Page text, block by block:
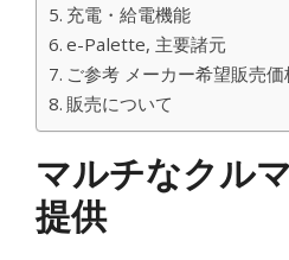
充電・給電機能
e-Palette, 主要諸元
ご参考 メーカー希望販売価
販売について
マルチなクル
提供